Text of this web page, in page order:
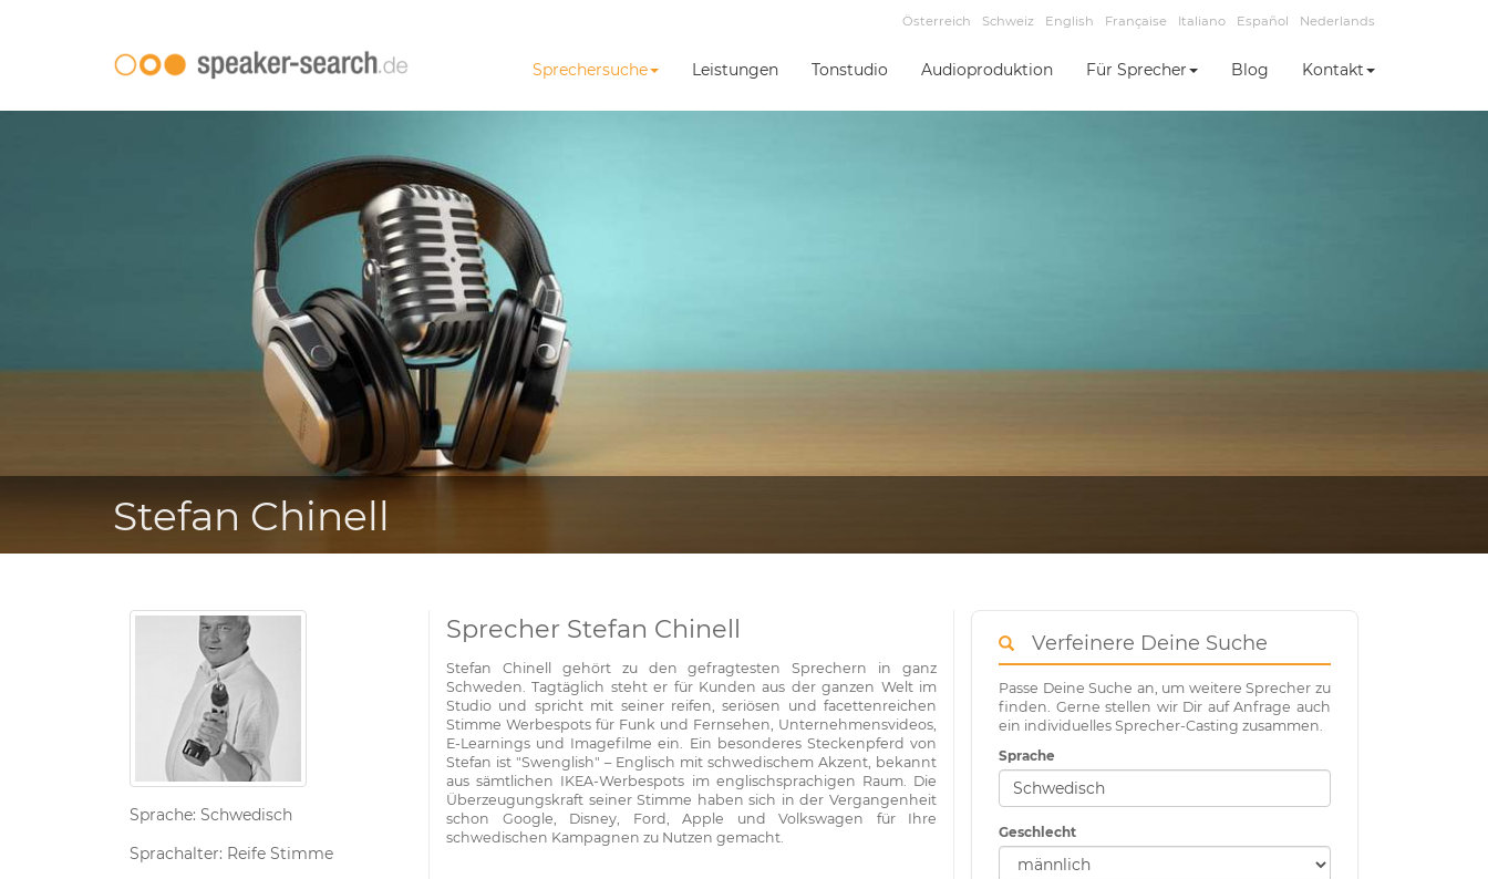
Österreich Schweiz English Française Italiano Español Nederlands
Sprechersuche Leistungen Tonstudio Audioproduktion Für Sprecher Blog Kontakt
Stefan Chinell
Sprache: Schwedisch
Sprachalter: Reife Stimme
Sprecher Stefan Chinell
Stefan Chinell gehört zu den gefragtesten Sprechern in ganz
Schweden. Tagtäglich steht er für Kunden aus der ganzen Welt im
Studio und spricht mit seiner reifen, seriösen und facettenreichen
Stimme Werbespots für Funk und Fernsehen, Unternehmensvideos,
E-Learnings und Imagefilme ein. Ein besonderes Steckenpferd von
Stefan ist "Swenglish" – Englisch mit schwedischem Akzent, bekannt
aus sämtlichen IKEA-Werbespots im englischsprachigen Raum. Die
Überzeugungskraft seiner Stimme haben sich in der Vergangenheit
schon Google, Disney, Ford, Apple und Volkswagen für Ihre
schwedischen Kampagnen zu Nutzen gemacht.
Verfeinere Deine Suche
Passe Deine Suche an, um weitere Sprecher zu
finden. Gerne stellen wir Dir auf Anfrage auch
ein individuelles Sprecher-Casting zusammen.
Sprache
Geschlecht